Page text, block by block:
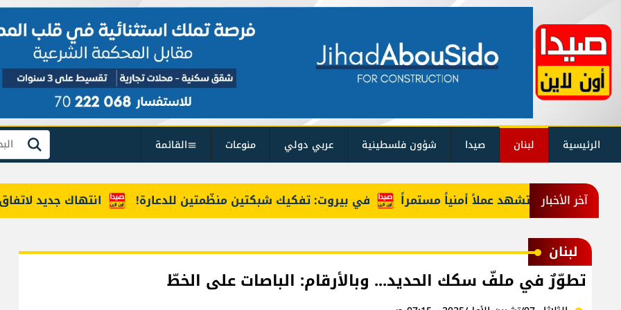
الرئيسية لبنان صيدا شؤون فلسطينية عربي دولي منوعات القائمة بحث
آخر الأخبار انتهاك جديد لاتفاق في بيروت: تفكيك شبكتين منظّمتين للدعارة! المرحلة ستشهد عملاً أمنياً مستمراً
لبنان
تطوّرٌ في ملفّ سكك الحديد... وبالأرقام: الباصات على الخطّ